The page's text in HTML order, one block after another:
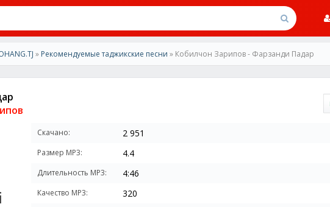
» Рекомендуемые таджикские песни » Кобилчон Зарипов - Фарзанди Падар
Скачано: 2 951
Размер MP3: 4.4
Длительность MP3: 4:46
Качество MP3: 320